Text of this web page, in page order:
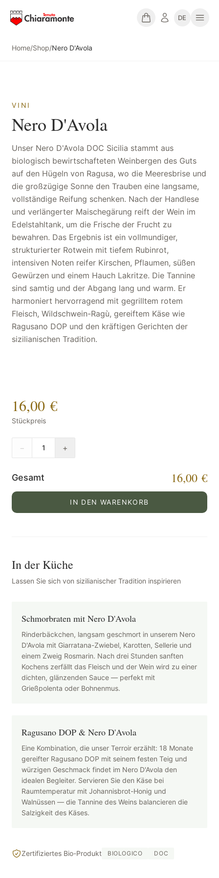
DE
Home/Shop/Nero D'Avola
VINI
Nero D'Avola
Unser Nero D'Avola DOC Sicilia stammt aus
biologisch bewirtschafteten Weinbergen des Guts
auf den Hügeln von Ragusa, wo die Meeresbrise und
die großzügige Sonne den Trauben eine langsame,
vollständige Reifung schenken. Nach der Handlese
und verlängerter Maischegärung reift der Wein im
Edelstahltank, um die Frische der Frucht zu
bewahren. Das Ergebnis ist ein vollmundiger,
strukturierter Rotwein mit tiefem Rubinrot,
intensiven Noten reifer Kirschen, Pflaumen, süßen
Gewürzen und einem Hauch Lakritze. Die Tannine
sind samtig und der Abgang lang und warm. Er
harmoniert hervorragend mit gegrilltem rotem
Fleisch, Wildschwein-Ragù, gereiftem Käse wie
Ragusano DOP und den kräftigen Gerichten der
sizilianischen Tradition.
16,00 €
Stückpreis
− 1 +
Gesamt 16,00 €
IN DEN WARENKORB
In der Küche
Lassen Sie sich von sizilianischer Tradition inspirieren
Schmorbraten mit Nero D'Avola
Rinderbäckchen, langsam geschmort in unserem Nero
D'Avola mit Giarratana-Zwiebel, Karotten, Sellerie und
einem Zweig Rosmarin. Nach drei Stunden sanften
Kochens zerfällt das Fleisch und der Wein wird zu einer
dichten, glänzenden Sauce — perfekt mit
Grießpolenta oder Bohnenmus.
Ragusano DOP & Nero D'Avola
Eine Kombination, die unser Terroir erzählt: 18 Monate
gereifter Ragusano DOP mit seinem festen Teig und
würzigen Geschmack findet im Nero D'Avola den
idealen Begleiter. Servieren Sie den Käse bei
Raumtemperatur mit Johannisbrot-Honig und
Walnüssen — die Tannine des Weins balancieren die
Salzigkeit des Käses.
Zertifiziertes Bio-Produkt BIOLOGICO DOC